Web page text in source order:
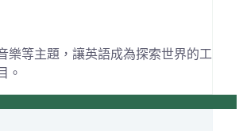
樂等主題，讓英語成為探索世界的工
。